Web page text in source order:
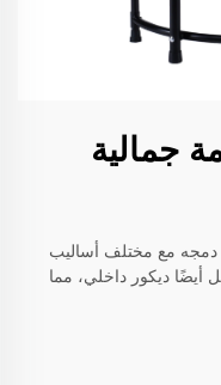
جمالية
دمجه مع مختلف أساليب
أيضًا ديكور داخلي، مما